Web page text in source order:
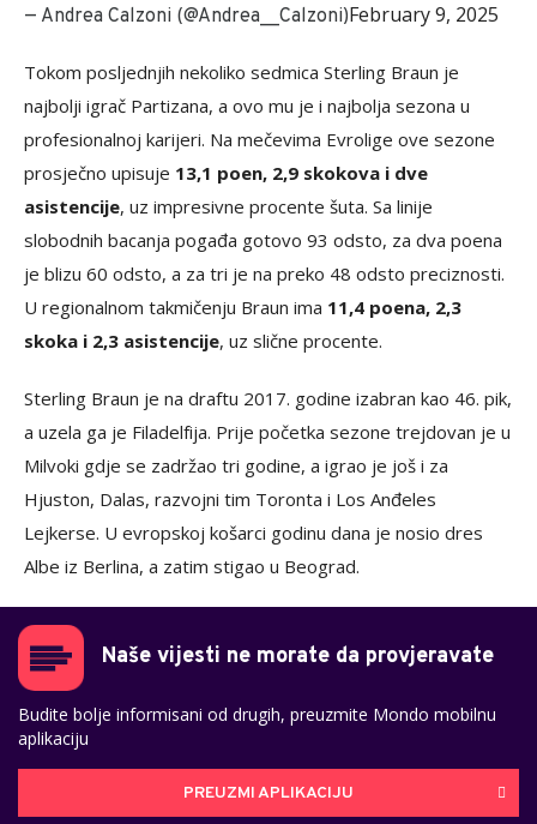
— Andrea Calzoni (@Andrea__Calzoni)February 9, 2025
Tokom posljednjih nekoliko sedmica Sterling Braun je
najbolji igrač Partizana, a ovo mu je i najbolja sezona u
profesionalnoj karijeri. Na mečevima Evrolige ove sezone
prosječno upisuje 13,1 poen, 2,9 skokova i dve
asistencije, uz impresivne procente šuta. Sa linije
slobodnih bacanja pogađa gotovo 93 odsto, za dva poena
je blizu 60 odsto, a za tri je na preko 48 odsto preciznosti.
U regionalnom takmičenju Braun ima 11,4 poena, 2,3
skoka i 2,3 asistencije, uz slične procente.
Sterling Braun je na draftu 2017. godine izabran kao 46. pik,
a uzela ga je Filadelfija. Prije početka sezone trejdovan je u
Milvoki gdje se zadržao tri godine, a igrao je još i za
Hjuston, Dalas, razvojni tim Toronta i Los Anđeles
Lejkerse. U evropskoj košarci godinu dana je nosio dres
Albe iz Berlina, a zatim stigao u Beograd.
Naše vijesti ne morate da provjeravate
Budite bolje informisani od drugih, preuzmite Mondo mobilnu
aplikaciju
PREUZMI APLIKACIJU